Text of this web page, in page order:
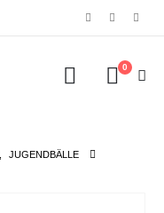
0
JUGENDBÄLLE